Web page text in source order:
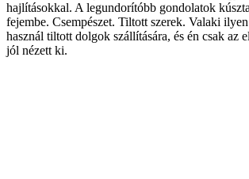
hajlításokkal. A legundorítóbb gondolatok
fejembe. Csempészet. Tiltott szerek. Valaki
használ tiltott dolgok szállítására, és én csak az
jól nézett ki.